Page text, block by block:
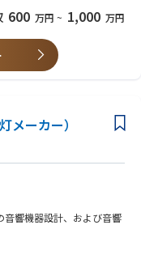
を構築・維持できるコミ
、営業目標達成に関する
な方
600 万円 ~ 1,000 万円
メーカー）
音響機器設計、および音響